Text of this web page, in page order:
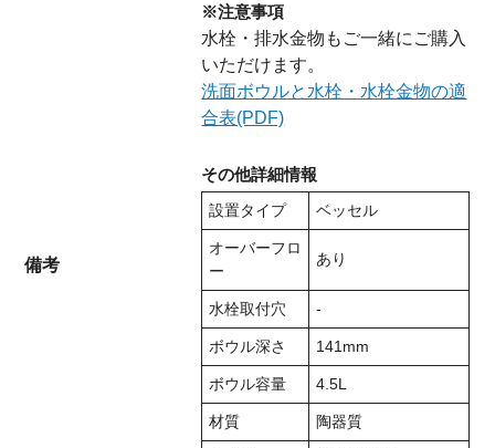
備考
※注意事項
水栓・排水金物もご一緒にご購入
いただけます。
洗面ボウルと水栓・水栓金物の適
合表(PDF)
その他詳細情報
設置タイプ ベッセル
オーバーフロ
ー
あり
水栓取付穴 -
ボウル深さ 141mm
ボウル容量 4.5L
材質 陶器質